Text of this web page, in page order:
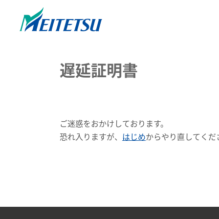
遅延証明書
ご迷惑をおかけしております。
恐れ入りますが、 はじめからやり直してくだ